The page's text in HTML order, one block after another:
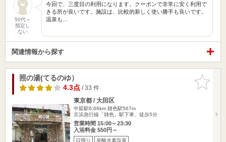
50代～
指定し
ない
今回で、三度目の利用になります。クーポンで非常に安く利用で
きる所が良いです。施設は、比較的新しく使い勝手も良いです。
温泉も…
関連情報から探す
お気に入
りに追加
照の湯(てるのゆ）
4.3点/ 33 件
東京都 / 大田区
中延駅6.66km 雑色駅567m
京浜急行線「雑色」駅下車、徒歩5分
営業時間 15:00～23:30
入浴料金 550円～
日帰り 炭酸水素塩泉